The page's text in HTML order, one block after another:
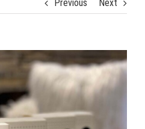
Previous Next